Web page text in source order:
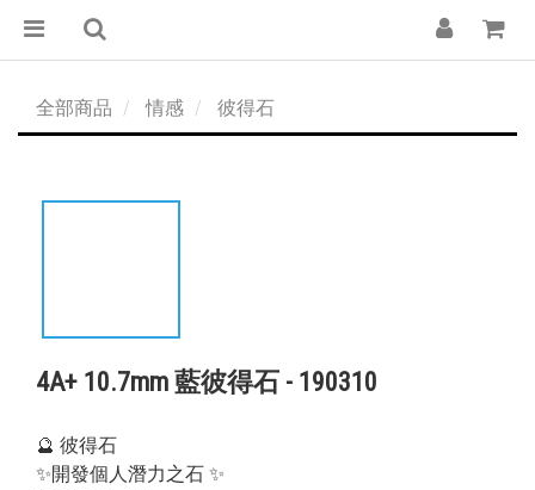
全部商品 情感 彼得石
4A+ 10.7mm 藍彼得石 - 190310
🔮 彼得石
✨開發個人潛力之石 ✨